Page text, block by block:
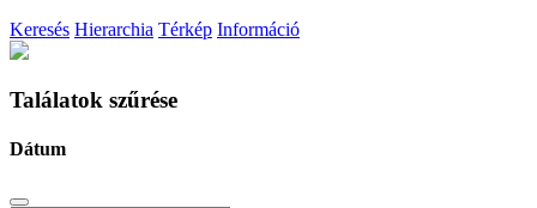
Keresés Hierarchia Térkép Információ
Találatok szűrése
Dátum